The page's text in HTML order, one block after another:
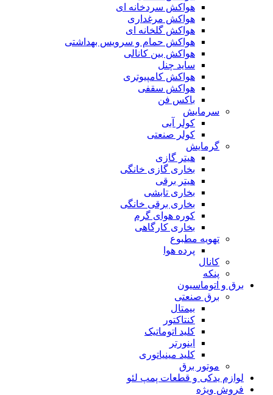
هواکش سردخانه ای
هواکش مرغداری
هواکش گلخانه ای
هواکش حمام و سرویس بهداشتی
هواکش بین کانالی
ساید چنل
هواکش کامپیوتری
هواکش سقفی
باکس فن
سرمایش
کولر آبی
کولر صنعتی
گرمایش
هیتر گازی
بخاری گازی خانگی
هیتر برقی
بخاری تابشی
بخاری برقی خانگی
کوره هوای گرم
بخاری کارگاهی
تهویه مطبوع
پرده هوا
کانال
پنکه
برق و اتوماسیون
برق صنعتی
بیمتال
کنتاکتور
کلید اتوماتیک
اینورتر
کلید مینیاتوری
موتور برق
لوازم یدکی و قطعات پمپ لئو
فروش ویژه